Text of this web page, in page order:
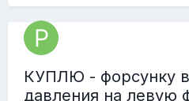
КУПЛЮ - форсунку
давления на левую